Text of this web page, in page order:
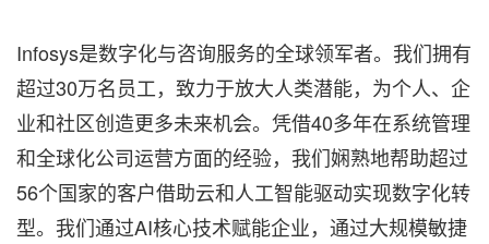
Infosys是数字化与咨询服务的全球领军者。我们拥有
超过30万名员工，致力于放大人类潜能，为个人、企
业和社区创造更多未来机会。凭借40多年在系统管理
和全球化公司运营方面的经验，我们娴熟地帮助超过
56个国家的客户借助云和人工智能驱动实现数字化转
型。我们通过AI核心技术赋能企业，通过大规模敏捷